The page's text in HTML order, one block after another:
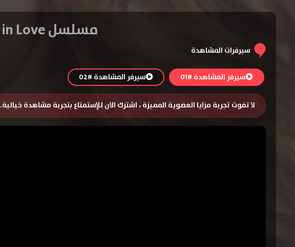
مسلسل Famous in Love الموسم الأول – الحلقة 1
سيرفرات المشاهدة
سيرفر المشاهدة #01 سيرفر المشاهدة #02
لا تفوت تجربة مزايا العضوية المميزة ، اشترك الان للإستمتاع بتجربة مشاهدة خيالية.